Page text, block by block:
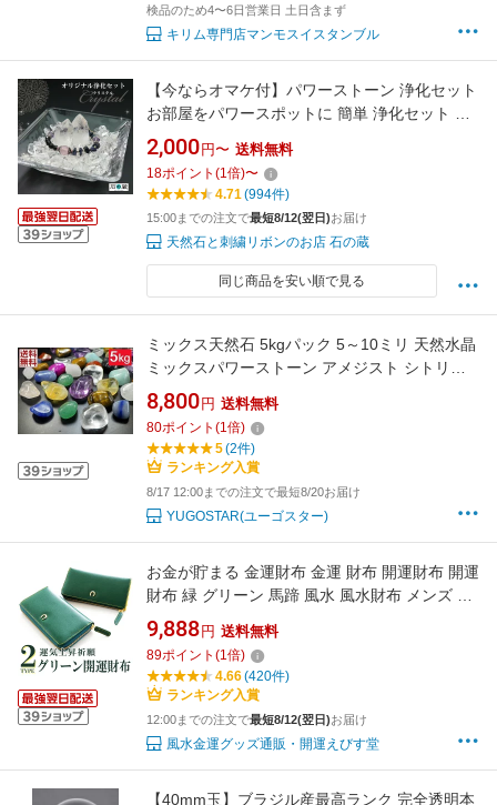
検品のため4〜6日営業日 土日含まず
キリム専門店マンモスイスタンブル
【今ならオマケ付】パワーストーン 浄化セット
お部屋をパワースポットに 簡単 浄化セット 水
晶 ランキング1位獲得（穴無し浄化用さざれ・
水晶ポイント・ガラス皿）空間 パワーストーン
ブレスレットの浄化 風水 厄除け 簡単セッティ
2,000 円〜 送料無料
18ポイント (1 倍)〜
4.71 (994件)
15:00までの注文で最短8/12(翌日)お届け
天然石と刺繍リボンのお店 石の蔵
同じ商品を安い順で見る
ミックス天然石 5kgパック 5～10ミリ 天然水晶
ミックスパワーストーン アメジスト シトリン
原石 イベント 宝探し 催事 宝探し 子供会 卸し
業務用 全国送料無料
8,800 円 送料無料
80ポイント (1 倍)
5(2件)
ランキング入賞
8/17 12:00までの注文で最短8/20お届け
YUGOSTAR(ユーゴスター)
お金が貯まる 金運財布 金運 財布 開運財布 開運
財布 緑 グリーン 馬蹄 風水 風水財布 メンズ レ
ディース 女性 長財布 ふくろう フクロウ 本革
ラウンドファスナー 運気の上がる財布 競馬 金
運長財布 ホースシュー メンズ財布長 金運アッ
プ グッズ 幸運 内側黄色 2026
9,888 円 送料無料
89ポイント (1 倍)
4.66(420件)
ランキング入賞
12:00までの注文で最短8/12(翌日)お届け
風水金運グッズ通販・開運えびす堂
【40mm玉】ブラジル産最高ランク 完全透明本